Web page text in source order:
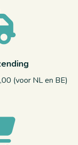
(voor NL en BE)